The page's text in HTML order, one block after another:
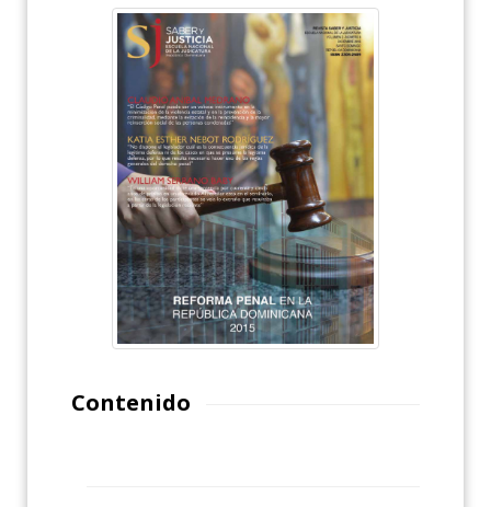
Contenido